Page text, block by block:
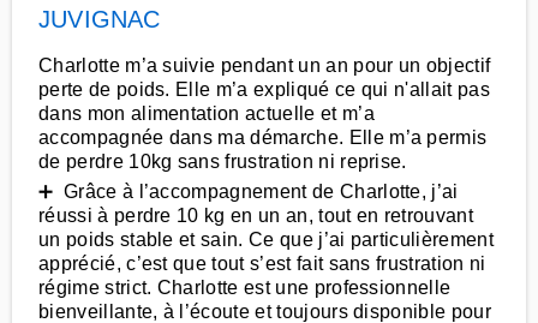
JUVIGNAC
Charlotte m’a suivie pendant un an pour un objectif
perte de poids. Elle m’a expliqué ce qui n'allait pas
dans mon alimentation actuelle et m’a
accompagnée dans ma démarche. Elle m’a permis
de perdre 10kg sans frustration ni reprise.
➕ Grâce à l’accompagnement de Charlotte, j’ai
réussi à perdre 10 kg en un an, tout en retrouvant
un poids stable et sain. Ce que j’ai particulièrement
apprécié, c’est que tout s’est fait sans frustration ni
régime strict. Charlotte est une professionnelle
bienveillante, à l’écoute et toujours disponible pour